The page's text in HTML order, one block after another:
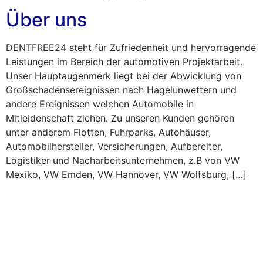
Über uns
DENTFREE24 steht für Zufriedenheit und hervorragende
Leistungen im Bereich der automotiven Projektarbeit.
Unser Hauptaugenmerk liegt bei der Abwicklung von
Großschadensereignissen nach Hagelunwettern und
andere Ereignissen welchen Automobile in
Mitleidenschaft ziehen. Zu unseren Kunden gehören
unter anderem Flotten, Fuhrparks, Autohäuser,
Automobilhersteller, Versicherungen, Aufbereiter,
Logistiker und Nacharbeitsunternehmen, z.B von VW
Mexiko, VW Emden, VW Hannover, VW Wolfsburg, […]